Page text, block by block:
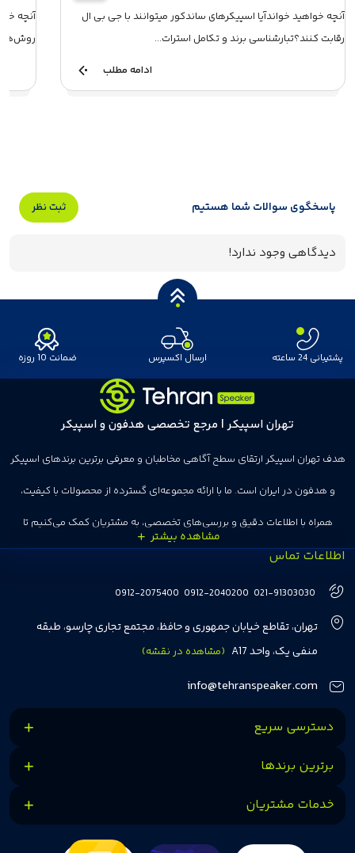
آنچه خواهید خواندآیا اسپیکرهای ساندکور میتوانند با جی بی ال
رقابت کنند؟تبارشناسی برند و تکامل استرات...
ادامه مطلب
آنچه
روش‌های
پاسخگوی سوالات شما هستیم ثبت نظر
دیدگاهی وجود ندارد!
پشتیبانی 24 ساعته ارسال اکسپرس ضمانت 10 روزه
تهران اسپیکر | مرجع تخصصی هدفون و اسپیکر
هدف تهران اسپیکر ارتقای سطح آگاهی مخاطبان و معرفی برترین برندهای اسپیکر
و هدفون در ایران است. ما با ارائه مجموعه‌ای گسترده از محصولات با کیفیت،
همراه با اطلاعات دقیق و بررسی‌های تخصصی، به مشتریان کمک می‌کنیم تا
انتخاب‌های درست و هوشمندانه‌ای داشته باشند. تهران اسپیکر با تجربه‌ای بیش از
هفت سال در این زمینه، بر ایجاد تجربه خریدی آسان، سریع و مطمئن تمرکز دارد تا
مشتریان بتوانند با خیالی آسوده از انتخاب خود لذت ببرند. ما به رضایت و اعتماد
مشتریان اهمیت می‌دهیم و همواره در تلاشیم تا بهترین‌ها را برای آن‌ها فراهم
کنیم.
اطلاعات تماس
021-91303030
0912-2040200
0912-2075400
تهران، تقاطع خیابان جمهوری و حافظ، مجتمع تجاری چارسو، طبقه
منفی یک، واحد A17
(مشاهده در نقشه)
info@tehranspeaker.com
دسترسی سریع
برترین برندها
خدمات مشتریان